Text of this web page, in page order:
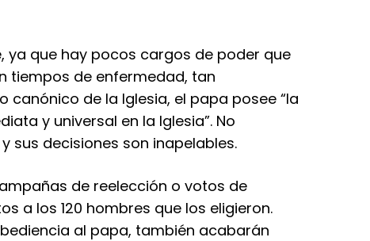
ya que hay pocos cargos de poder que
tiempos de enfermedad, tan
canónico de la Iglesia, el papa posee “la
y universal en la Iglesia”. No
sus decisiones son inapelables.
de reelección o votos de
a los 120 hombres que los eligieron.
al papa, también acabarán